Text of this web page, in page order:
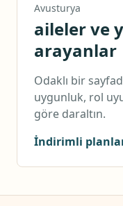
Avusturya
aileler ve
arayanlar
Odaklı bir
uygunluk, rol
göre daraltın.
İndirimli